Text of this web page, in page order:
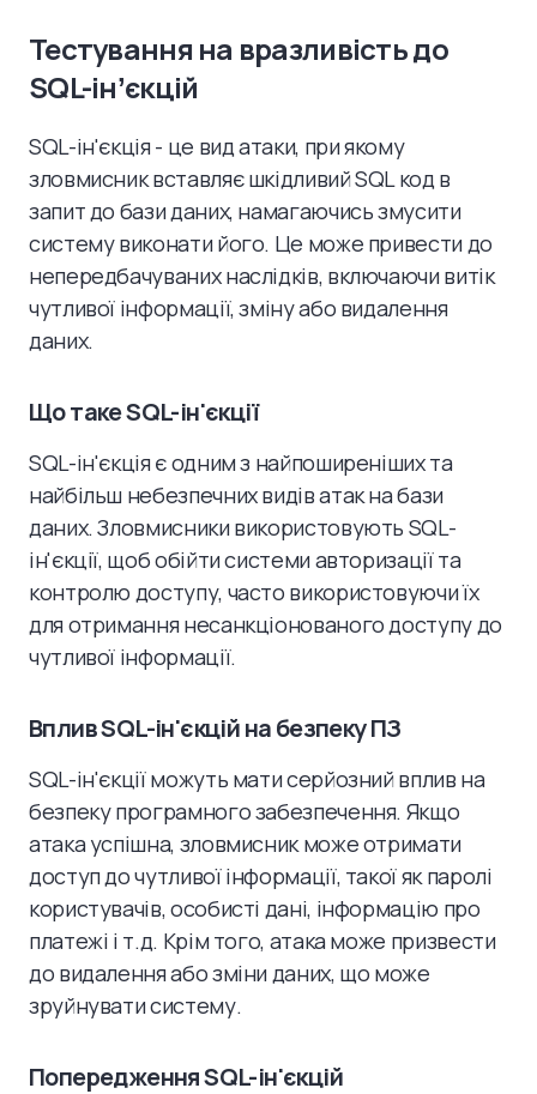
Тестування на вразливість до
SQL-інʼєкцій
SQL-ін'єкція - це вид атаки, при якому
зловмисник вставляє шкідливий SQL код в
запит до бази даних, намагаючись змусити
систему виконати його. Це може привести до
непередбачуваних наслідків, включаючи витік
чутливої інформації, зміну або видалення
даних.
Що таке SQL-ін'єкції
SQL-ін'єкція є одним з найпоширеніших та
найбільш небезпечних видів атак на бази
даних. Зловмисники використовують SQL-
ін'єкції, щоб обійти системи авторизації та
контролю доступу, часто використовуючи їх
для отримання несанкціонованого доступу до
чутливої інформації.
Вплив SQL-ін'єкцій на безпеку ПЗ
SQL-ін'єкції можуть мати серйозний вплив на
безпеку програмного забезпечення. Якщо
атака успішна, зловмисник може отримати
доступ до чутливої інформації, такої як паролі
користувачів, особисті дані, інформацію про
платежі і т.д. Крім того, атака може призвести
до видалення або зміни даних, що може
зруйнувати систему.
Попередження SQL-ін'єкцій